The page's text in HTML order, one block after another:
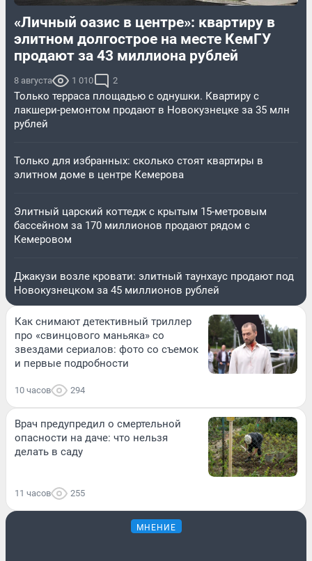
«Личный оазис в центре»: квартиру в
элитном долгострое на месте КемГУ
продают за 43 миллиона рублей
8 августа 1 010 2
Только терраса площадью с однушки. Квартиру с
лакшери-ремонтом продают в Новокузнецке за 35 млн
рублей
Только для избранных: сколько стоят квартиры в
элитном доме в центре Кемерова
Элитный царский коттедж c крытым 15-метровым
бассейном за 170 миллионов продают рядом с
Кемеровом
Джакузи возле кровати: элитный таунхаус продают под
Новокузнецком за 45 миллионов рублей
Как снимают детективный триллер
про «свинцового маньяка» со
звездами сериалов: фото со съемок
и первые подробности
10 часов 294
Врач предупредил о смертельной
опасности на даче: что нельзя
делать в саду
11 часов 255
МНЕНИЕ